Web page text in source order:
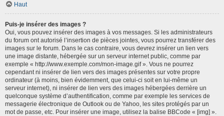
Haut
Puis-je insérer des images ?
Oui, vous pouvez insérer des images à vos messages. Si les administrateurs
du forum ont autorisé l’insertion de pièces jointes, vous pourrez transférer des
images sur le forum. Dans le cas contraire, vous devrez insérer un lien vers
une image distante, hébergée sur un serveur internet public, comme par
exemple « http://www.exemple.com/mon-image.gif ». Vous ne pourrez
cependant ni insérer de lien vers des images présentes sur votre propre
ordinateur (à moins, bien évidemment, que celui-ci soit en lui-même un
serveur internet), ni insérer de lien vers des images hébergées derrière un
quelconque système d’authentification, comme par exemple les services de
messagerie électronique de Outlook ou de Yahoo, les sites protégés par un
mot de passe, etc. Pour insérer une image, utilisez la balise BBCode « [img] ».